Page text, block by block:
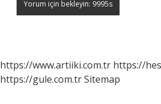
https://www.artiiki.com.tr https://
https://gule.com.trSitemap